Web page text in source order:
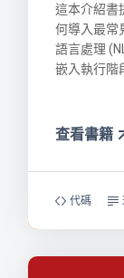
這本介紹書
何導入最常
語言處理
嵌入執行階
查看書籍
代碼